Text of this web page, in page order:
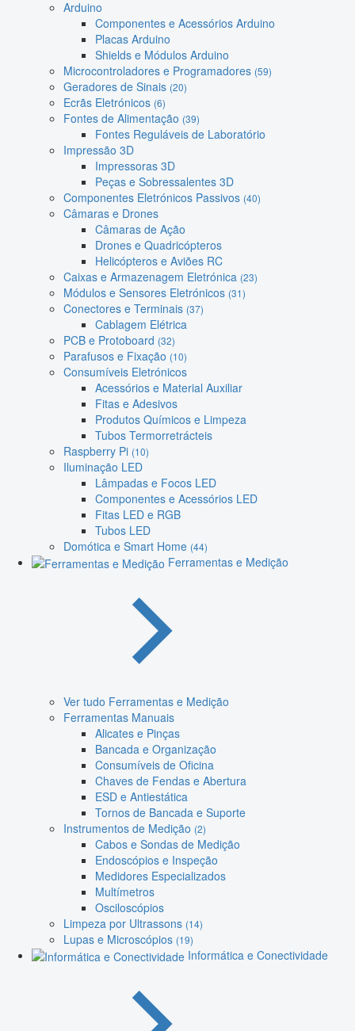
Arduino
Componentes e Acessórios Arduino
Placas Arduino
Shields e Módulos Arduino
Microcontroladores e Programadores (59)
Geradores de Sinais (20)
Ecrãs Eletrónicos (6)
Fontes de Alimentação (39)
Fontes Reguláveis de Laboratório
Impressão 3D
Impressoras 3D
Peças e Sobressalentes 3D
Componentes Eletrónicos Passivos (40)
Câmaras e Drones
Câmaras de Ação
Drones e Quadricópteros
Helicópteros e Aviões RC
Caixas e Armazenagem Eletrónica (23)
Módulos e Sensores Eletrónicos (31)
Conectores e Terminais (37)
Cablagem Elétrica
PCB e Protoboard (32)
Parafusos e Fixação (10)
Consumíveis Eletrónicos
Acessórios e Material Auxiliar
Fitas e Adesivos
Produtos Químicos e Limpeza
Tubos Termorretrácteis
Raspberry Pi (10)
Iluminação LED
Lâmpadas e Focos LED
Componentes e Acessórios LED
Fitas LED e RGB
Tubos LED
Domótica e Smart Home (44)
Ferramentas e Medição
Ver tudo Ferramentas e Medição
Ferramentas Manuais
Alicates e Pinças
Bancada e Organização
Consumíveis de Oficina
Chaves de Fendas e Abertura
ESD e Antiestática
Tornos de Bancada e Suporte
Instrumentos de Medição (2)
Cabos e Sondas de Medição
Endoscópios e Inspeção
Medidores Especializados
Multímetros
Osciloscópios
Limpeza por Ultrassons (14)
Lupas e Microscópios (19)
Informática e Conectividade